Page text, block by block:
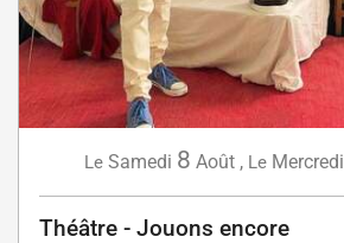
Le Samedi 8 Août, Le Mercredi
Théâtre - Jouons encore